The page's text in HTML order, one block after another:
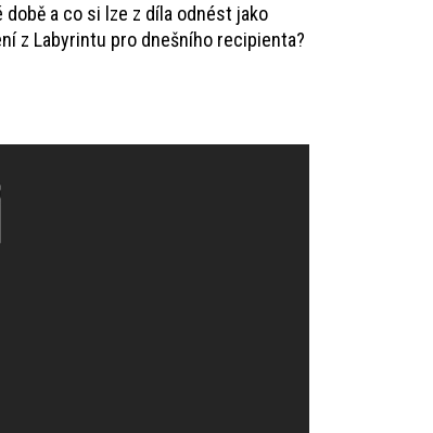
a co si lze z díla odnést jako
z Labyrintu pro dnešního recipienta?